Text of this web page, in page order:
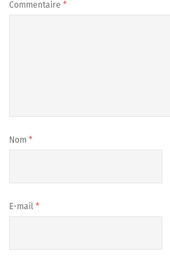
Commentaire *
Nom *
E-mail *